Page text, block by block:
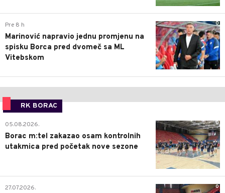
0
Pre 8 h
Marinović napravio jednu promjenu na
spisku Borca pred dvomeč sa ML
Vitebskom
RK BORAC
0
05.08.2026.
Borac m:tel zakazao osam kontrolnih
utakmica pred početak nove sezone
0
27.07.2026.